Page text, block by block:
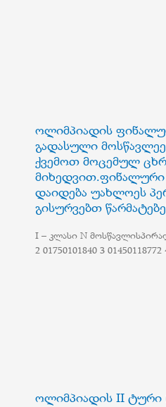
ოლიმპიადის
გადასული
ქვემოთ მოცემულ
დაიდება უახლოეს
გისურვებთ
I – კლასი N
2 01750101840 3
ოლიმპიადის II ტური